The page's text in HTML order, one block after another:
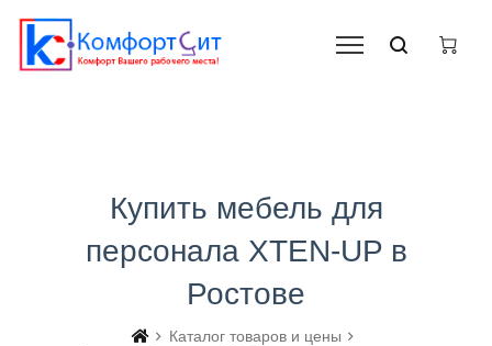
Купить мебель для
персонала XTEN-UP в
Ростове
Каталог товаров и цены